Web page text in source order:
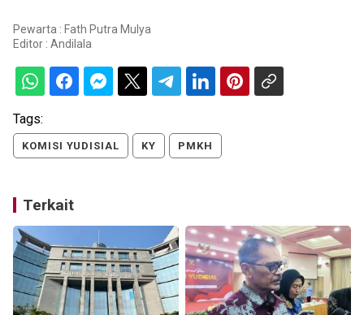
Pewarta : Fath Putra Mulya
Editor : Andilala
Tags:
KOMISI YUDISIAL KY PMKH
Terkait